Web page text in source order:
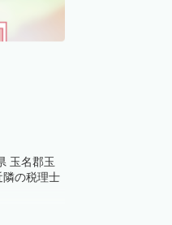
玉名郡玉
隣の税理士